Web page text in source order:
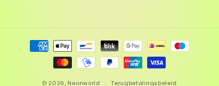
Betaalmethoden
© 2026, Neonworld Terugbetalingsbeleid